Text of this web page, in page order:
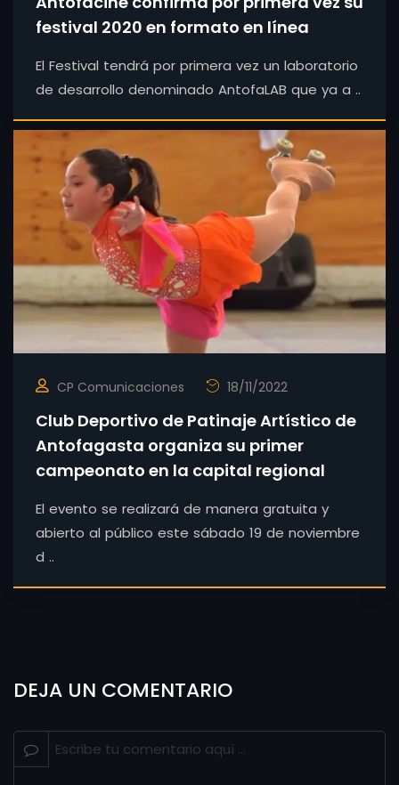
festival 2020 en formato en línea
El Festival tendrá por primera vez un laboratorio
de desarrollo denominado AntofaLAB que ya a ..
CP Comunicaciones 18/11/2022
Club Deportivo de Patinaje Artístico de
Antofagasta organiza su primer
campeonato en la capital regional
El evento se realizará de manera gratuita y
abierto al público este sábado 19 de noviembre
d ..
DEJA UN COMENTARIO